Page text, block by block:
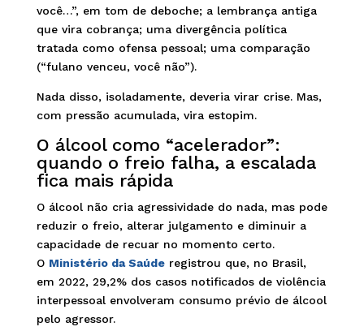
você…”, em tom de deboche; a lembrança antiga
que vira cobrança; uma divergência política
tratada como ofensa pessoal; uma comparação
(“fulano venceu, você não”).
Nada disso, isoladamente, deveria virar crise. Mas,
com pressão acumulada, vira estopim.
O álcool como “acelerador”:
quando o freio falha, a escalada
fica mais rápida
O álcool não cria agressividade do nada, mas pode
reduzir o freio, alterar julgamento e diminuir a
capacidade de recuar no momento certo.
O Ministério da Saúderegistrou que, no Brasil,
em 2022, 29,2% dos casos notificados de violência
interpessoal envolveram consumo prévio de álcool
pelo agressor.